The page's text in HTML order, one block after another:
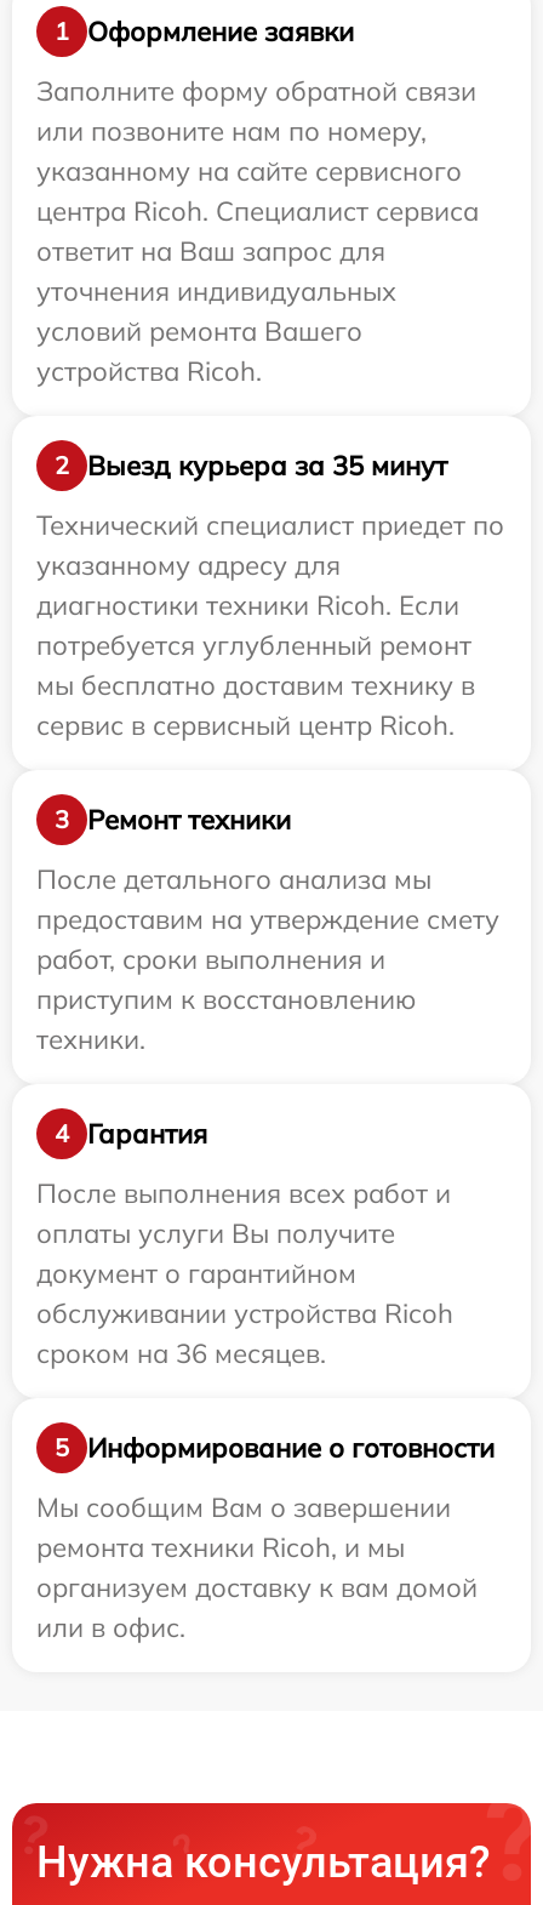
1
Оформление заявки
Заполните форму обратной связи
или позвоните нам по номеру,
указанному на сайте сервисного
центра Ricoh. Специалист сервиса
ответит на Ваш запрос для
уточнения индивидуальных
условий ремонта Вашего
устройства Ricoh.
2
Выезд курьера за 35 минут
Технический специалист приедет по
указанному адресу для
диагностики техники Ricoh. Если
потребуется углубленный ремонт
мы бесплатно доставим технику в
сервис в сервисный центр Ricoh.
3
Ремонт техники
После детального анализа мы
предоставим на утверждение смету
работ, сроки выполнения и
приступим к восстановлению
техники.
4
Гарантия
После выполнения всех работ и
оплаты услуги Вы получите
документ о гарантийном
обслуживании устройства Ricoh
сроком на 36 месяцев.
5
Информирование о готовности
Мы сообщим Вам о завершении
ремонта техники Ricoh, и мы
организуем доставку к вам домой
или в офис.
Нужна консультация?